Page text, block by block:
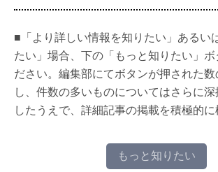
■「より詳しい情報を知りたい」あるい
たい」場合、下の「もっと知りたい」ボ
ださい。編集部にてボタンが押された数
し、件数の多いものについてはさらに
したうえで、詳細記事の掲載を積極的に
もっと知りたい